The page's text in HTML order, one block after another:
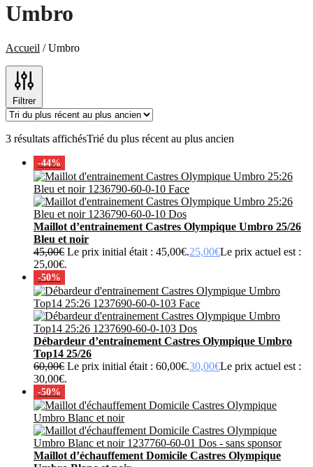
Umbro
Accueil /Umbro
Filtrer
3 résultats affichésTrié du plus récent au plus ancien
-44%
Maillot d’entrainement Castres Olympique Umbro 25/26
Bleu et noir
45,00€ Le prix initial était : 45,00€.25,00€Le prix actuel est :
25,00€.
-50%
Débardeur d’entrainement Castres Olympique Umbro
Top14 25/26
60,00€ Le prix initial était : 60,00€.30,00€Le prix actuel est :
30,00€.
-50%
Maillot d’échauffement Domicile Castres Olympique